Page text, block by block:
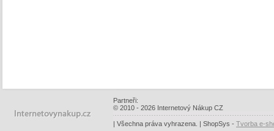
Partneři:
© 2010 - 2026 Internetový Nákup CZ
| Všechna práva vyhrazena. | ShopSys - Tvorba e-